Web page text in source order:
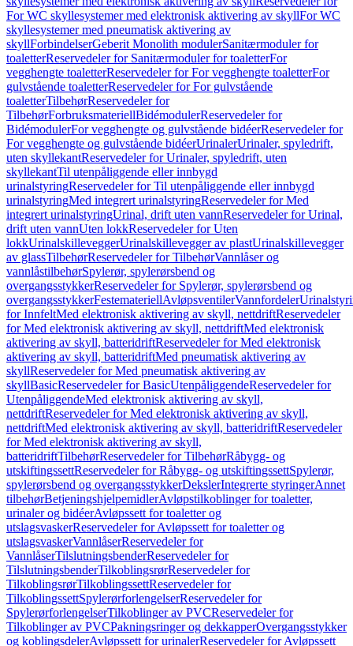
For WC skyllesystemer med elektronisk aktivering av skyllFor WC
skyllesystemer med pneumatisk aktivering av
skyllForbindelserGeberit Monolith modulerSanitærmoduler for
toaletterReservedeler for Sanitærmoduler for toaletterFor
vegghengte toaletterReservedeler for For vegghengte toaletterFor
gulvstående toaletterReservedeler for For gulvstående
toaletterTilbehørReservedeler for
TilbehørForbruksmateriellBidémodulerReservedeler for
BidémodulerFor vegghengte og gulvstående bidéerReservedeler for
For vegghengte og gulvstående bidéerUrinalerUrinaler, spyledrift,
uten skyllekantReservedeler for Urinaler, spyledrift, uten
skyllekantTil utenpåliggende eller innbygd
urinalstyringReservedeler for Til utenpåliggende eller innbygd
urinalstyringMed integrert urinalstyringReservedeler for Med
integrert urinalstyringUrinal, drift uten vannReservedeler for Urinal,
drift uten vannUten lokkReservedeler for Uten
lokkUrinalskilleveggerUrinalskillevegger av plastUrinalskillevegger
av glassTilbehørReservedeler for TilbehørVannlåser og
vannlåstilbehørSpylerør, spylerørsbend og
overgangsstykkerReservedeler for Spylerør, spylerørsbend og
overgangsstykkerFestemateriellAvløpsventilerVannfordeler
for InnfeltMed elektronisk aktivering av skyll, nettdriftReservedeler
for Med elektronisk aktivering av skyll, nettdriftMed elektronisk
aktivering av skyll, batteridriftReservedeler for Med elektronisk
aktivering av skyll, batteridriftMed pneumatisk aktivering av
skyllReservedeler for Med pneumatisk aktivering av
skyllBasicReservedeler for BasicUtenpåliggendeReservedeler for
UtenpåliggendeMed elektronisk aktivering av skyll,
nettdriftReservedeler for Med elektronisk aktivering av skyll,
nettdriftMed elektronisk aktivering av skyll, batteridriftReservedeler
for Med elektronisk aktivering av skyll,
batteridriftTilbehørReservedeler for TilbehørRåbygg- og
utskiftingssettReservedeler for Råbygg- og utskiftingssettSpylerør,
spylerørsbend og overgangsstykkerDekslerIntegrerte styringerAnnet
tilbehørBetjeningshjelpemidlerAvløpstilkoblinger for toaletter,
urinaler og bidéerAvløpssett for toaletter og
utslagsvaskerReservedeler for Avløpssett for toaletter og
utslagsvaskerVannlåserReservedeler for
VannlåserTilslutningsbenderReservedeler for
TilslutningsbenderTilkoblingsrørReservedeler for
TilkoblingsrørTilkoblingssettReservedeler for
TilkoblingssettSpylerørforlengelserReservedeler for
SpylerørforlengelserTilkoblinger av PVCReservedeler for
Tilkoblinger av PVCPakningsringer og dekkapperOvergangsstykker
og koblingsdelerAvløpssett for urinalerReservedeler for Avløpssett